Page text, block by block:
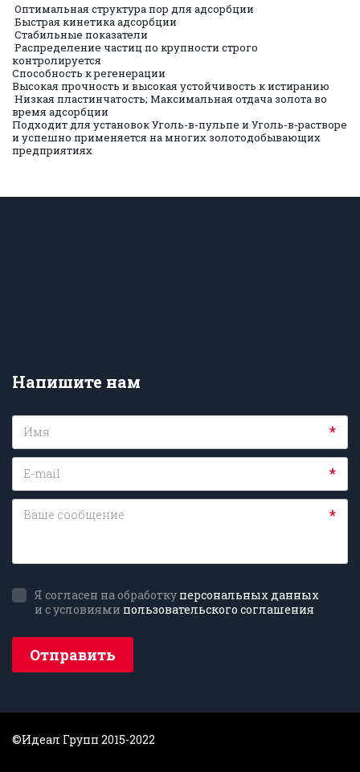
Оптимальная структура пор для адсорбции
Быстрая кинетика адсорбции
Стабильные показатели
Распределение частиц по крупности строго
контролируется
Способность к регенерации
Высокая прочность и высокая устойчивость к истиранию
Низкая пластинчатость; Максимальная отдача золота во
время адсорбции
Подходит для установок Уголь-в-пульпе и Уголь-в-растворе
и успешно применяется на многих золотодобывающих
предприятиях
Напишите нам
*
*
*
Я согласен на обработку персональных данных
и с условиями пользовательского соглашения
Отправить
©Идеал Групп 2015-2022